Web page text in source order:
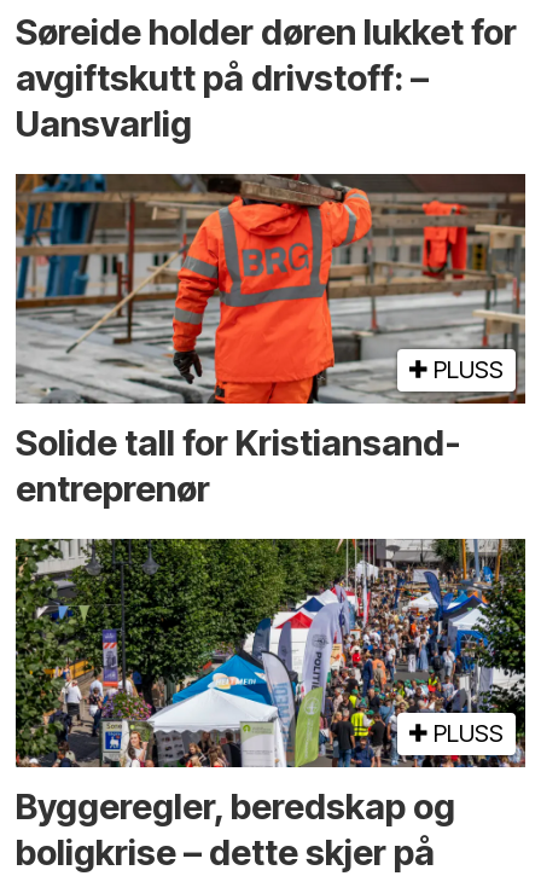
Søreide holder døren lukket for
avgiftskutt på drivstoff: –
Uansvarlig
PLUSS
Solide tall for Kristiansand-
entreprenør
PLUSS
Bygge­regler, beredskap og
bolig­krise – dette skjer på